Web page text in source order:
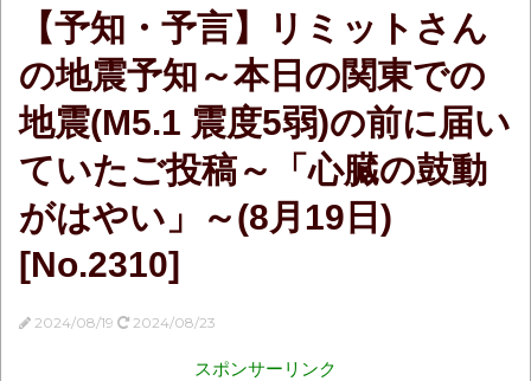
【予知・予言】リミットさん
の地震予知～本日の関東での
地震(M5.1 震度5弱)の前に届い
ていたご投稿～「心臓の鼓動
がはやい」～(8月19日)
[No.2310]
2024/08/19 2024/08/23
スポンサーリンク